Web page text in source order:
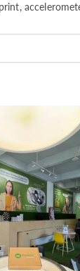
non-removable
60/120fps
+ 8 MP, f/